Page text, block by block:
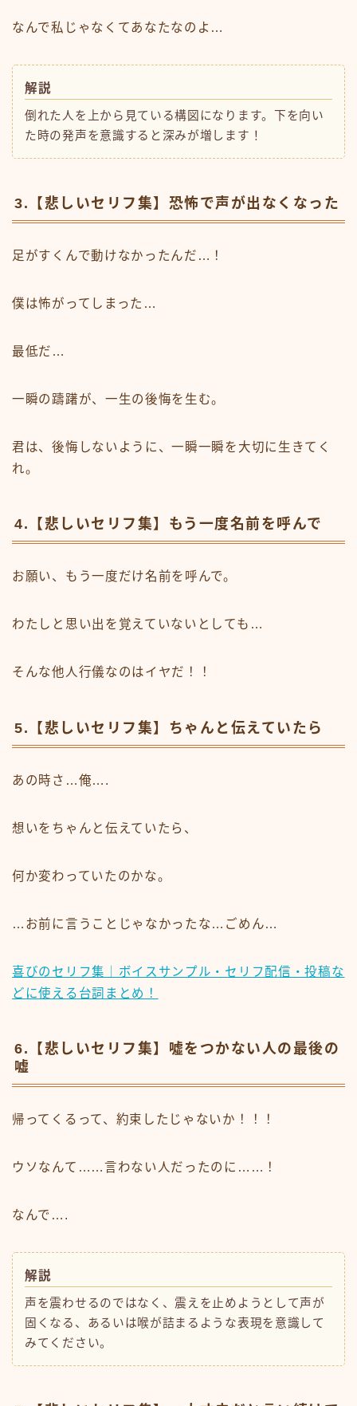
なんで私じゃなくてあなたなのよ…
解説
倒れた人を上から見ている構図になります。下を向い
た時の発声を意識すると深みが増します！
3.【悲しいセリフ集】恐怖で声が出なくなった
足がすくんで動けなかったんだ…！
僕は怖がってしまった…
最低だ…
一瞬の躊躇が、一生の後悔を生む。
君は、後悔しないように、一瞬一瞬を大切に生きてく
れ。
4.【悲しいセリフ集】もう一度名前を呼んで
お願い、もう一度だけ名前を呼んで。
わたしと思い出を覚えていないとしても…
そんな他人行儀なのはイヤだ！！
5.【悲しいセリフ集】ちゃんと伝えていたら
あの時さ…俺….
想いをちゃんと伝えていたら、
何か変わっていたのかな。
…お前に言うことじゃなかったな…ごめん…
喜びのセリフ集｜ボイスサンプル・セリフ配信・投稿な
どに使える台詞まとめ！
6.【悲しいセリフ集】噓をつかない人の最後の
嘘
帰ってくるって、約束したじゃないか！！！
ウソなんて……言わない人だったのに……！
なんで….
解説
声を震わせるのではなく、震えを止めようとして声が
固くなる、あるいは喉が詰まるような表現を意識して
みてください。